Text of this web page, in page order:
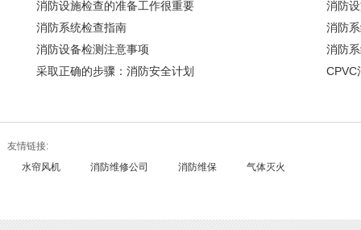
消防设施检查的准备工作很重要
消防
消防系统检查指南
消防
消防设备检测注意事项
消防
采取正确的步骤：消防安全计划
CPVC
友情链接:
水帘风机
消防维修公司 消防维保 气体灭火